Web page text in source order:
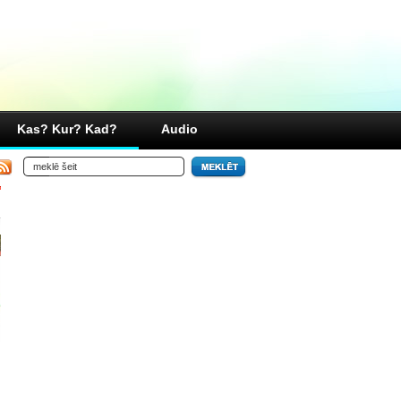
Kas? Kur? Kad? Audio